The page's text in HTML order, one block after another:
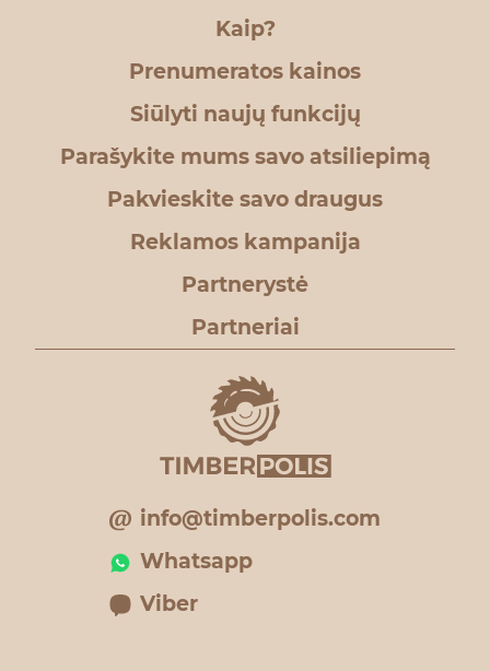
Kaip?
Prenumeratos kainos
Siūlyti naujų funkcijų
Parašykite mums savo atsiliepimą
Pakvieskite savo draugus
Reklamos kampanija
Partnerystė
Partneriai
info@timberpolis.com
Whatsapp
Viber